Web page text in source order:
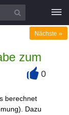
zum
Nächste »
0
berechnet
Dazu